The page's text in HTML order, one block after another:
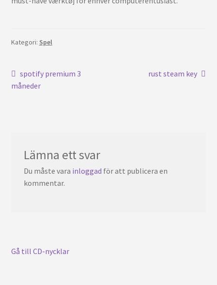
Kategori: Spel
Inläggsnavigering
Tidigare
inlägg:
spotify premium 3
måneder
Nästa
rust steam key
Lämna ett svar
Du måste vara inloggad för att publicera en
kommentar.
Gå till CD-nycklar